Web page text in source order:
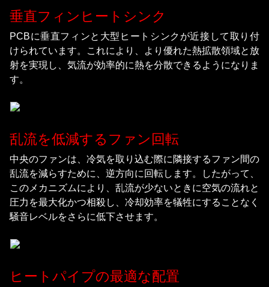
垂直フィンヒートシンク
PCBに垂直フィンと大型ヒートシンクが近接して取り付
けられています。これにより、より優れた熱拡散領域と放
射を実現し、気流が効率的に熱を分散できるようになりま
す。
乱流を低減するファン回転
中央のファンは、冷気を取り込む際に隣接するファン間の
乱流を減らすために、逆方向に回転します。したがって、
このメカニズムにより、乱流が少ないときに空気の流れと
圧力を最大化かつ相殺し、冷却効率を犠牲にすることなく
騒音レベルをさらに低下させます。
ヒートパイプの最適な配置